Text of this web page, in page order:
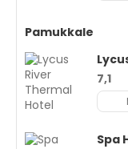
Pamukkale
7,1
Spa